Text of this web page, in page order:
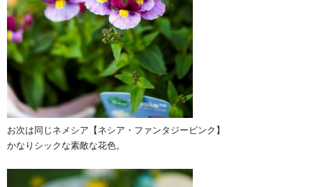
お次は同じネメシア【ネシア・ファンタジーピンク】
かなりシックな素敵な花色。